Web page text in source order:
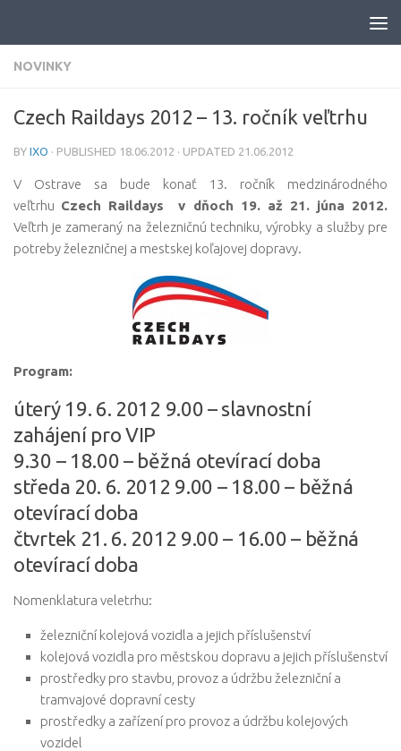
NOVINKY
Czech Raildays 2012 – 13. ročník veľtrhu
BY IXO · PUBLISHED 18.06.2012 · UPDATED 21.06.2012
V Ostrave sa bude konať 13. ročník medzinárodného
veľtrhu Czech Raildays v dňoch 19. až 21. júna 2012.
Veľtrh je zameraný na železničnú techniku, výrobky a služby pre
potreby železničnej a mestskej koľajovej dopravy.
Program:
úterý 19. 6. 2012 9.00 – slavnostní
zahájení pro VIP
9.30 – 18.00 – běžná otevírací doba
středa 20. 6. 2012 9.00 – 18.00 – běžná
otevírací doba
čtvrtek 21. 6. 2012 9.00 – 16.00 – běžná
otevírací doba
Nomenklatura veletrhu:
železniční kolejová vozidla a jejich příslušenství
kolejová vozidla pro městskou dopravu a jejich příslušenství
prostředky pro stavbu, provoz a údržbu železniční a
tramvajové dopravní cesty
prostředky a zařízení pro provoz a údržbu kolejových
vozidel